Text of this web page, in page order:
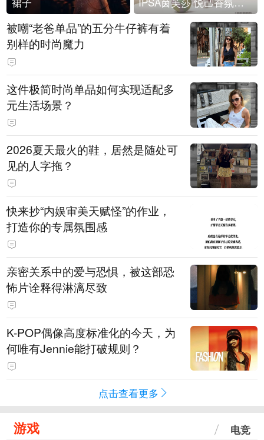
被嘲“老爸单品”的五分牛仔裤有着
别样的时尚魔力
这件极简时尚单品如何实现适配多
元生活场景？
2026夏天最火的鞋，居然是随处可
见的人字拖？
快来抄“内娱审美天赋怪”的作业，
打造你的专属氛围感
亲密关系中的爱与恐惧，被这部恐
怖片诠释得淋漓尽致
K-POP偶像高度标准化的今天，为
何唯有Jennie能打破规则？
点击查看更多
游戏 电竞